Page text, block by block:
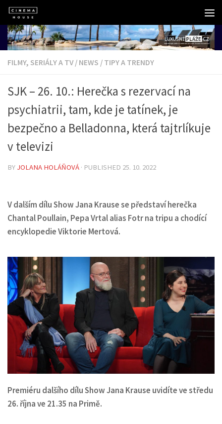
Skip to content
FILMY, SERIÁLY A TV / NEWS / TIPY A TRENDY
SJK – 26. 10.: Herečka s rezervací na
psychiatrii, tam, kde je tatínek, je
bezpečno a Belladonna, která tajtrlíkuje
v televizi
BY JOLANA HOLÁŇOVÁ · PUBLISHED 25. 10. 2022
V dalším dílu Show Jana Krause se představí herečka
Chantal Poullain, Pepa Vrtal alias Fotr na tripu a chodící
encyklopedie Viktorie Mertová.
Premiéru dalšího dílu Show Jana Krause uvidíte ve středu
26. října ve 21.35 na Primě.